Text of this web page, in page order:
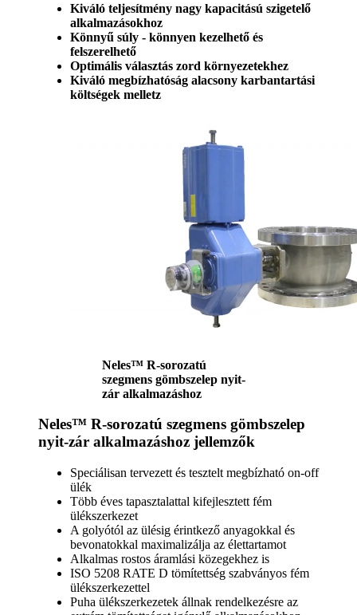
Kiváló teljesítmény nagy kapacitású szigetelő
alkalmazásokhoz
Könnyű súly - könnyen kezelhető és
felszerelhető
Optimális választás zord környezetekhez
Kiváló megbízhatóság alacsony karbantartási
költségek melletz
Neles™ R-sorozatú
szegmens gömbszelep nyit-
zár alkalmazáshoz
Neles™ R-sorozatú szegmens gömbszelep
nyit-zár alkalmazáshoz jellemzők
Speciálisan tervezett és tesztelt megbízható on-off
ülék
Több éves tapasztalattal kifejlesztett fém
ülékszerkezet
A golyótól az ülésig érintkező anyagokkal és
bevonatokkal maximalizálja az élettartamot
Alkalmas rostos áramlási közegekhez is
ISO 5208 RATE D tömítettség szabványos fém
ülékszerkezettel
Puha ülékszerkezetek állnak rendelkezésre az